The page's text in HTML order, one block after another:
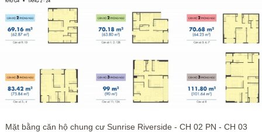
Mặt bằng căn hộ chung cư Sunrise Riverside - CH 02 PN - CH 03